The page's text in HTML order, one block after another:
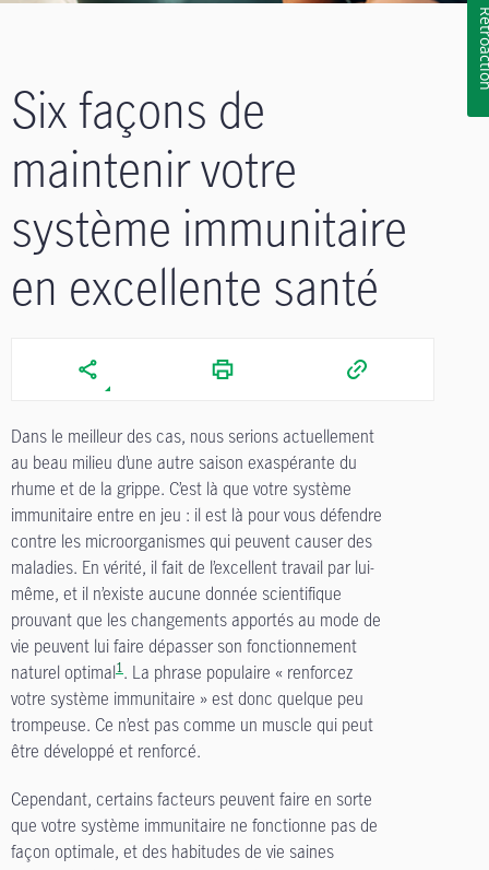
Six façons de
maintenir votre
système immunitaire
en excellente santé
Dans le meilleur des cas, nous serions actuellement
au beau milieu d’une autre saison exaspérante du
rhume et de la grippe. C’est là que votre système
immunitaire entre en jeu : il est là pour vous défendre
contre les microorganismes qui peuvent causer des
maladies. En vérité, il fait de l’excellent travail par lui-
même, et il n’existe aucune donnée scientifique
prouvant que les changements apportés au mode de
vie peuvent lui faire dépasser son fonctionnement
naturel optimal1. La phrase populaire « renforcez
votre système immunitaire » est donc quelque peu
trompeuse. Ce n’est pas comme un muscle qui peut
être développé et renforcé.
Cependant, certains facteurs peuvent faire en sorte
que votre système immunitaire ne fonctionne pas de
façon optimale, et des habitudes de vie saines